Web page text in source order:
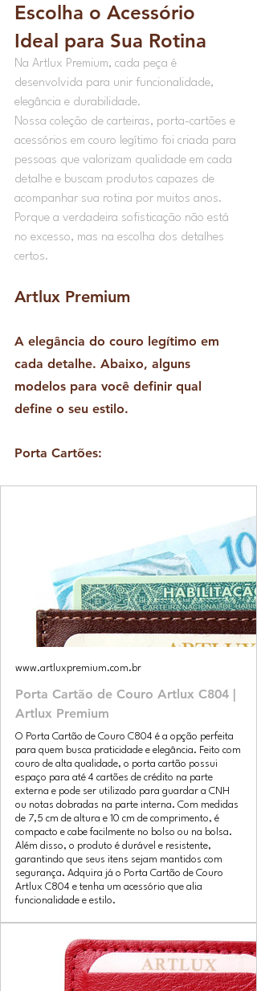
Escolha o Acessório
Ideal para Sua Rotina
Na Artlux Premium, cada peça é
desenvolvida para unir funcionalidade,
elegância e durabilidade.
Nossa coleção de carteiras, porta-cartões e
acessórios em couro legítimo foi criada para
pessoas que valorizam qualidade em cada
detalhe e buscam produtos capazes de
acompanhar sua rotina por muitos anos.
Porque a verdadeira sofisticação não está
no excesso, mas na escolha dos detalhes
certos.
Artlux Premium
A elegância do couro legítimo em
cada detalhe. Abaixo, alguns
modelos para você definir qual
define o seu estilo.
Porta Cartões:
www.artluxpremium.com.br
Porta Cartão de Couro Artlux C804 |
Artlux Premium
O Porta Cartão de Couro C804 é a opção perfeita
para quem busca praticidade e elegância. Feito com
couro de alta qualidade, o porta cartão possui
espaço para até 4 cartões de crédito na parte
externa e pode ser utilizado para guardar a CNH
ou notas dobradas na parte interna. Com medidas
de 7,5 cm de altura e 10 cm de comprimento, é
compacto e cabe facilmente no bolso ou na bolsa.
Além disso, o produto é durável e resistente,
garantindo que seus itens sejam mantidos com
segurança. Adquira já o Porta Cartão de Couro
Artlux C804 e tenha um acessório que alia
funcionalidade e estilo.